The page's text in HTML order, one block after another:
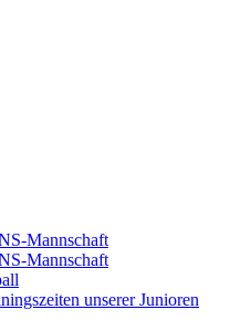
Mannschaft
Mannschaft
unserer Junioren